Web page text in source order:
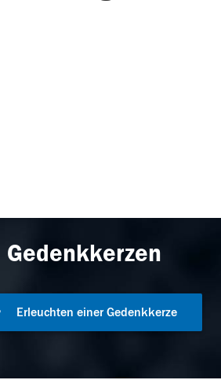
Gedenkkerzen
Erleuchten einer Gedenkkerze